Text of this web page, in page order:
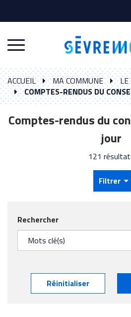
Aller
à
la
navigation
ACCUEIL MA COMMUNE
LE
COMPTES-RENDUS DU
Comptes-rendus du
jour
121
Filtrer
Rechercher
Réinitialiser